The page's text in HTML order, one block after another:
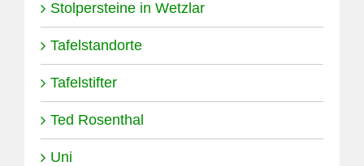
Stolpersteine in Wetzlar
Tafelstandorte
Tafelstifter
Ted Rosenthal
Uni